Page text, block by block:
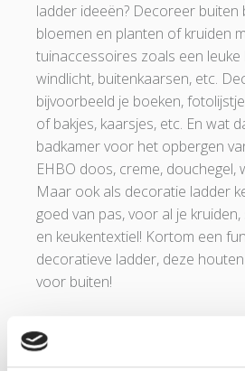
ladder ideeën? Decoreer buiten
bloemen en planten of kruiden
tuinaccessoires zoals een
windlicht, buitenkaarsen, etc.
bijvoorbeeld je boeken,
of bakjes, kaarsjes, etc. En wat
badkamer voor het opbergen
EHBO doos, creme, douchegel,
Maar ook als decoratie ladder
goed van pas, voor al je
en keukentextiel! Kortom een
decoratieve ladder, deze
voor buiten!
PRODUCTDETAILS
DECORATIE LADDER